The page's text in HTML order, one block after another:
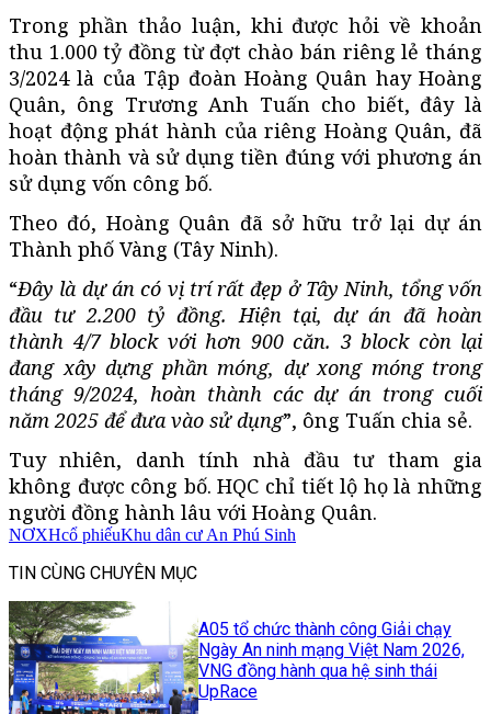
Trong phần thảo luận, khi được hỏi về khoản
thu 1.000 tỷ đồng từ đợt chào bán riêng lẻ tháng
3/2024 là của Tập đoàn Hoàng Quân hay Hoàng
Quân, ông Trương Anh Tuấn cho biết, đây là
hoạt động phát hành của riêng Hoàng Quân, đã
hoàn thành và sử dụng tiền đúng với phương án
sử dụng vốn công bố.
Theo đó, Hoàng Quân đã sở hữu trở lại dự án
Thành phố Vàng (Tây Ninh).
“Đây là dự án có vị trí rất đẹp ở Tây Ninh, tổng vốn
đầu tư 2.200 tỷ đồng. Hiện tại, dự án đã hoàn
thành 4/7 block với hơn 900 căn. 3 block còn lại
đang xây dựng phần móng, dự xong móng trong
tháng 9/2024, hoàn thành các dự án trong cuối
năm 2025 để đưa vào sử dụng”, ông Tuấn chia sẻ.
Tuy nhiên, danh tính nhà đầu tư tham gia
không được công bố. HQC chỉ tiết lộ họ là những
người đồng hành lâu với Hoàng Quân.
NƠXHcổ phiếuKhu dân cư An Phú Sinh
TIN CÙNG CHUYÊN MỤC
A05 tổ chức thành công Giải chạy
Ngày An ninh mạng Việt Nam 2026,
VNG đồng hành qua hệ sinh thái
UpRace